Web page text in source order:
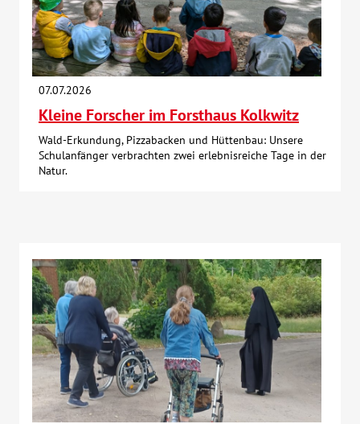
07.07.2026
Kleine Forscher im Forsthaus Kolkwitz
Wald-Erkundung, Pizzabacken und Hüttenbau: Unsere
Schulanfänger verbrachten zwei erlebnisreiche Tage in der
Natur.